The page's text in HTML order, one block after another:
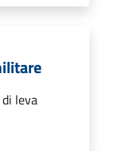
leva